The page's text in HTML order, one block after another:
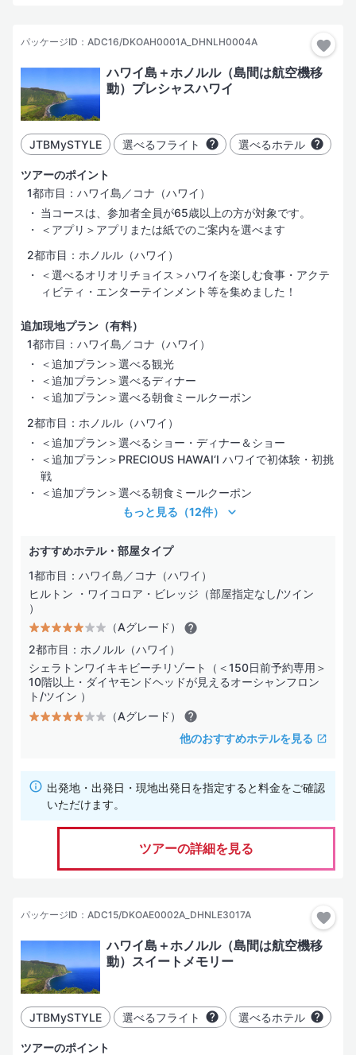
パッケージID：ADC16/DKOAH0001A_DHNLH0004A
ハワイ島＋ホノルル（島間は航空機移
動）プレシャスハワイ
JTBMySTYLE 選べるフライト 選べるホテル
ツアーのポイント
1都市目：ハワイ島／コナ（ハワイ）
当コースは、参加者全員が65歳以上の方が対象です。
＜アプリ＞アプリまたは紙でのご案内を選べます
2都市目：ホノルル（ハワイ）
＜選べるオリオリチョイス＞ハワイを楽しむ食事・アクテ
ィビティ・エンターテインメント等を集めました！
追加現地プラン（有料）
1都市目：ハワイ島／コナ（ハワイ）
＜追加プラン＞選べる観光
＜追加プラン＞選べるディナー
＜追加プラン＞選べる朝食ミールクーポン
2都市目：ホノルル（ハワイ）
＜追加プラン＞選べるショー・ディナー＆ショー
＜追加プラン＞PRECIOUS HAWAI‘I ハワイで初体験・初挑
戦
＜追加プラン＞選べる朝食ミールクーポン
もっと見る （12件）
おすすめホテル・部屋タイプ
1都市目：ハワイ島／コナ（ハワイ）
ヒルトン ・ワイコロア・ビレッジ（部屋指定なし/ツイン
）
（Aグレード）
2都市目：ホノルル（ハワイ）
シェラトンワイキキビーチリゾート（＜150日前予約専用＞
10階以上・ダイヤモンドヘッドが見えるオーシャンフロン
ト/ツイン ）
（Aグレード）
他のおすすめホテルを見る
出発地・出発日・現地出発日を指定すると料金をご確認
いただけます。
ツアーの詳細を見る
パッケージID：ADC15/DKOAE0002A_DHNLE3017A
ハワイ島＋ホノルル（島間は航空機移
動）スイートメモリー
JTBMySTYLE 選べるフライト 選べるホテル
ツアーのポイント